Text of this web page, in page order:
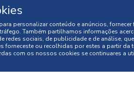
personalizar conteúdo e anúncios,
Também partilhamos informações
redes sociais, de publicidade e de análise,
forneceste ou recolhidas por estes a partir da
com os nossos cookies se continuares a